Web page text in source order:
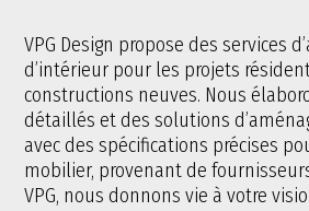
VPG Design propose des services
d’intérieur pour les projets
constructions neuves. Nous
détaillés et des solutions
avec des spécifications précises
mobilier, provenant de
VPG, nous donnons vie à votre